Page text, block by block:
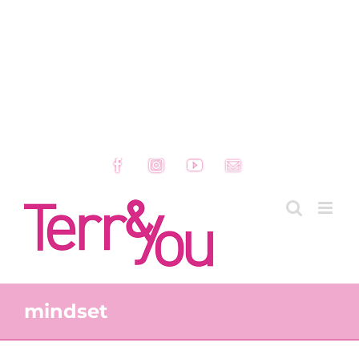
FacebookInstagramYouTubeEmail
mindset